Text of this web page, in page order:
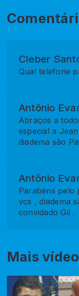
Mais
Qual telefone
Cleber
Abraços a
especial a
diadema são
Antônio
Parabéns pelo
vcs , diadema
convidado Gil .
Antônio